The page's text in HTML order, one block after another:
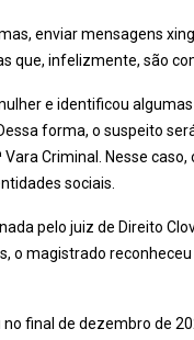
enviar mensagens
que, infelizmente, são
e identificou
forma, o suspeito
Vara Criminal. Nesse
sociais.
pelo juiz de Direito
o magistrado
final de dezembro de